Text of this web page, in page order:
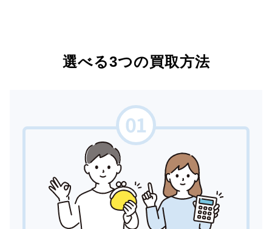
選べる3つの買取方法